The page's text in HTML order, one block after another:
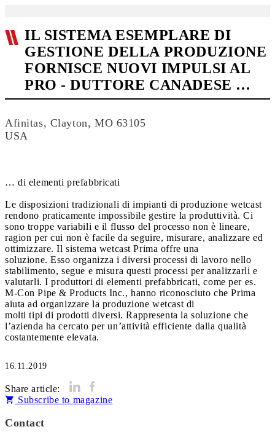
IL SISTEMA ESEMPLARE DI
GESTIONE DELLA PRODUZIONE
FORNISCE NUOVI IMPULSI AL
PRO - DUTTORE CANADESE …
Afinitas, Clayton, MO 63105
USA
… di elementi prefabbricati
Le disposizioni tradizionali di impianti di produzione wetcast
rendono praticamente impossibile gestire la produttività. Ci
sono troppe variabili e il flusso del processo non è lineare,
ragion per cui non è facile da seguire, misurare, analizzare ed
ottimizzare. Il sistema wetcast Prima offre una
soluzione. Esso organizza i diversi processi di lavoro nello
stabilimento, segue e misura questi processi per analizzarli e
valutarli. I produttori di elementi prefabbricati, come per es.
M-Con Pipe & Products Inc., hanno riconosciuto che Prima
aiuta ad organizzare la produzione wetcast di
molti tipi di prodotti diversi. Rappresenta la soluzione che
l’azienda ha cercato per un’attività efficiente dalla qualità
costantemente elevata.
16.11.2019
Share article:
Subscribe to magazine
Contact